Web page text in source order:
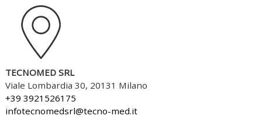
TECNOMED SRL
Viale Lombardia 30, 20131 Milano
+39 3921526175
infotecnomedsrl@tecno-med.it